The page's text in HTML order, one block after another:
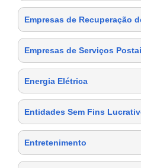
Empresas de Recuperação
Empresas de Serviços
Energia Elétrica
Entidades Sem Fins
Entretenimento